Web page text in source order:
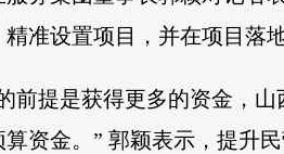
准设置项目，并在项目落
前提是获得更多的资金，
资金。” 郭颖表示，提升